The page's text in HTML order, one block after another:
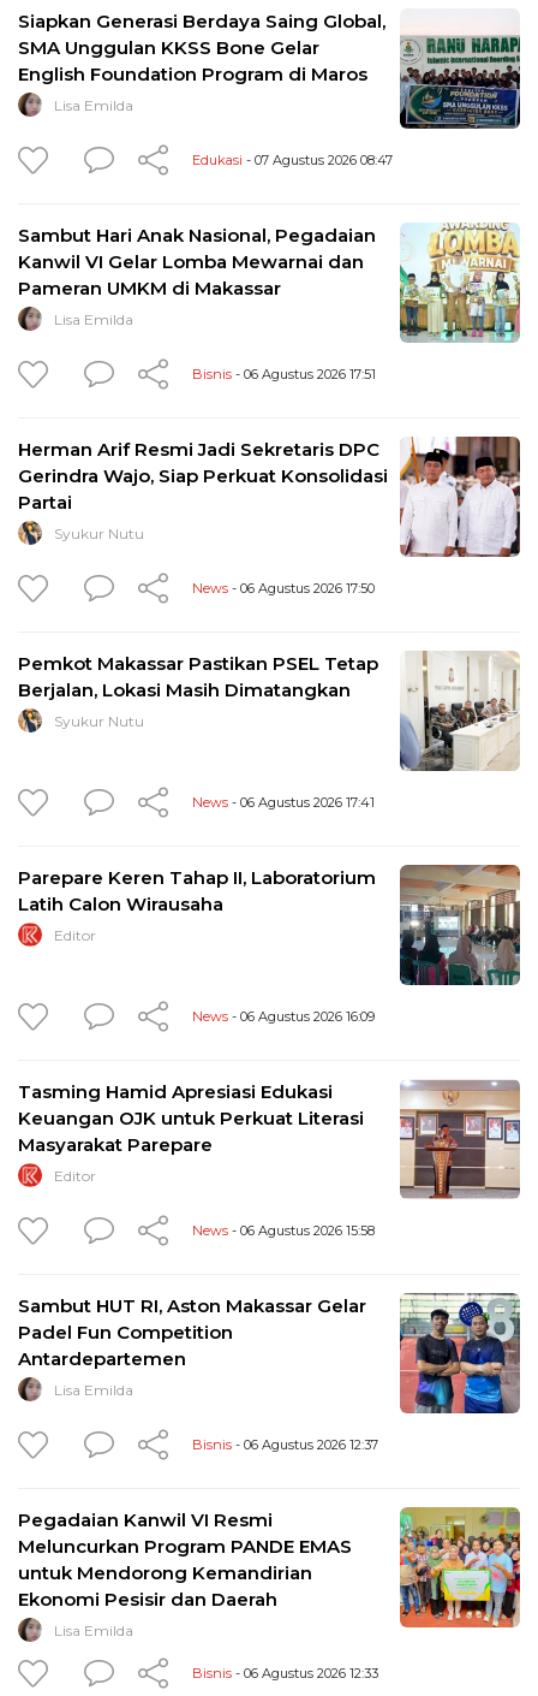
Siapkan Generasi Berdaya Saing Global,
SMA Unggulan KKSS Bone Gelar
English Foundation Program di Maros
Lisa Emilda
Edukasi - 07 Agustus 2026 08:47
Sambut Hari Anak Nasional, Pegadaian
Kanwil VI Gelar Lomba Mewarnai dan
Pameran UMKM di Makassar
Lisa Emilda
Bisnis - 06 Agustus 2026 17:51
Herman Arif Resmi Jadi Sekretaris DPC
Gerindra Wajo, Siap Perkuat Konsolidasi
Partai
Syukur Nutu
News - 06 Agustus 2026 17:50
Pemkot Makassar Pastikan PSEL Tetap
Berjalan, Lokasi Masih Dimatangkan
Syukur Nutu
News - 06 Agustus 2026 17:41
Parepare Keren Tahap II, Laboratorium
Latih Calon Wirausaha
Editor
News - 06 Agustus 2026 16:09
Tasming Hamid Apresiasi Edukasi
Keuangan OJK untuk Perkuat Literasi
Masyarakat Parepare
Editor
News - 06 Agustus 2026 15:58
Sambut HUT RI, Aston Makassar Gelar
Padel Fun Competition
Antardepartemen
Lisa Emilda
Bisnis - 06 Agustus 2026 12:37
Pegadaian Kanwil VI Resmi
Meluncurkan Program PANDE EMAS
untuk Mendorong Kemandirian
Ekonomi Pesisir dan Daerah
Lisa Emilda
Bisnis - 06 Agustus 2026 12:33